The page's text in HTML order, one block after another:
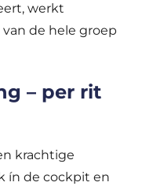
werkt
de hele groep
– per rit
krachtige
ín de cockpit en